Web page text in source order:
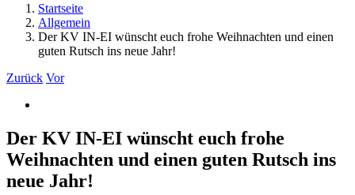
Startseite
Allgemein
Der KV IN-EI wünscht euch frohe Weihnachten und einen
guten Rutsch ins neue Jahr!
Zurück Vor
Bild
Der KV IN-EI wünscht euch frohe
Weihnachten und einen guten Rutsch ins
neue Jahr!